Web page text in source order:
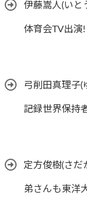
伊藤嵩人(いと
体育会TV出演!
弓削田真理子
記録世界保持
定方俊樹(さだ
弟さんも東洋